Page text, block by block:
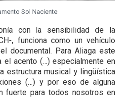
Sol Naciente
con la sensibilidad de la
, funciona como un vehículo
documental. Para Aliaga este
el acento (…) especialmente en
estructura musical y lingüística
(…) y por eso de alguna
fuerte para todos nosotros en